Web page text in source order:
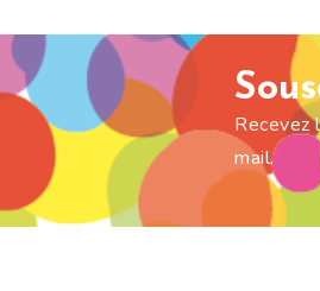
Recevez
mail.